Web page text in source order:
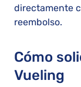
directamente
reembolso.
Cómo
Vueling